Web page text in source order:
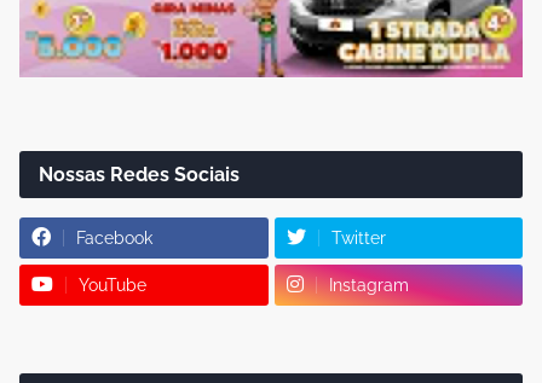
Nossas Redes Sociais
Facebook Twitter
YouTube Instagram